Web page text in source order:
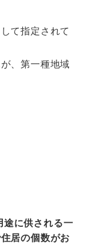
て指定されて
、第一種地域
途に供される一
居の個数がお